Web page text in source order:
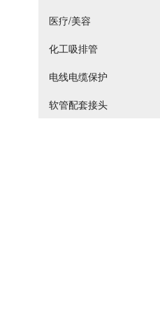
医疗/美容
化工吸排管
电线电缆保护
软管配套接头